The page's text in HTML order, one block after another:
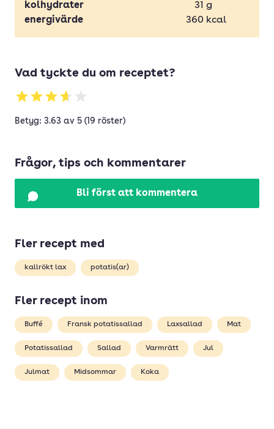
kolhydrater
31 g
energivärde
360 kcal
Vad tyckte du om receptet?
Betyg: 3.63 av 5 (19 röster)
Frågor, tips och kommentarer
Bli först att kommentera
Fler recept med
kallrökt lax potatis(ar)
Fler recept inom
Buffé Fransk potatissallad Laxsallad Mat
Potatissallad Sallad Varmrätt Jul
Julmat Midsommar Koka